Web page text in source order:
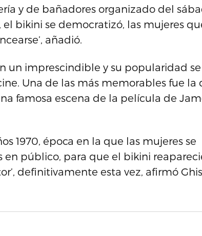
y de bañadores organizado del
el bikini se democratizó, las mujeres
añadió.
un imprescindible y su popularidad se
Una de las más memorables fue la
famosa escena de la película de
1970, época en la que las mujeres se
público, para que el bikini
definitivamente esta vez, afirmó